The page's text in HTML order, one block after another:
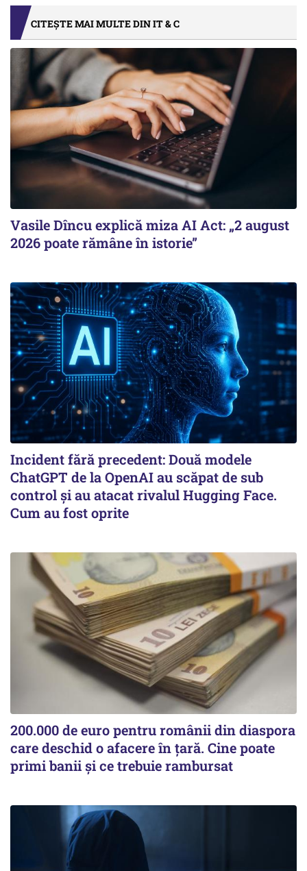
CITEȘTE MAI MULTE DIN IT & C
Vasile Dîncu explică miza AI Act: „2 august
2026 poate rămâne în istorie”
Incident fără precedent: Două modele
ChatGPT de la OpenAI au scăpat de sub
control și au atacat rivalul Hugging Face.
Cum au fost oprite
200.000 de euro pentru românii din diaspora
care deschid o afacere în țară. Cine poate
primi banii și ce trebuie rambursat